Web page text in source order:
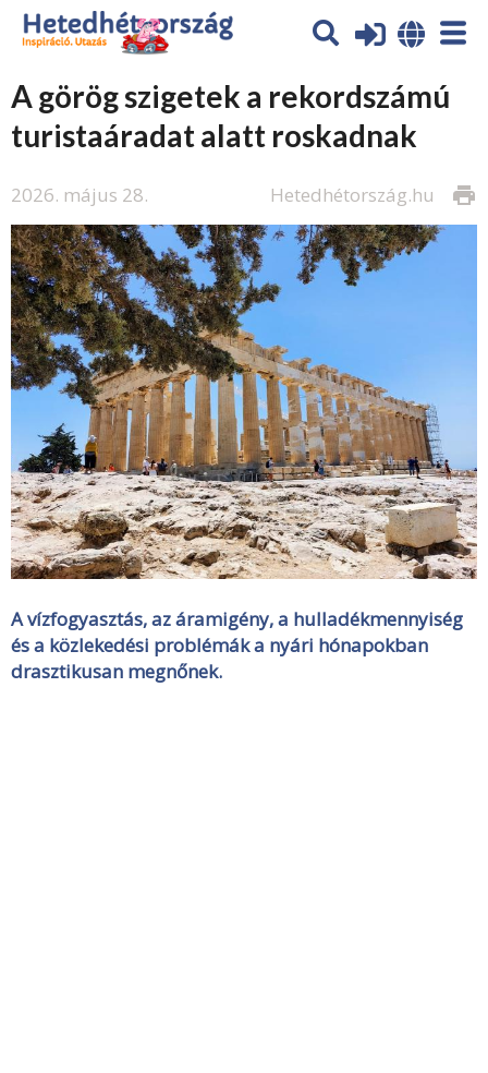
A görög szigetek a rekordszámú
turistaáradat alatt roskadnak
2026. május 28. print
Hetedhétország.hu
A vízfogyasztás, az áramigény, a hulladékmennyiség
és a közlekedési problémák a nyári hónapokban
drasztikusan megnőnek.